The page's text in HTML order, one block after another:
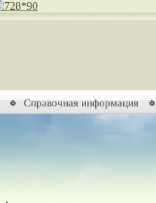
Справочная информация